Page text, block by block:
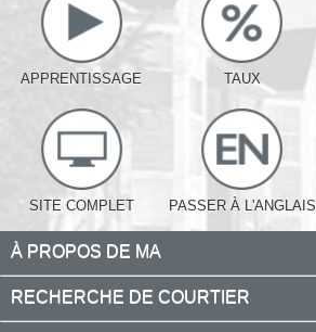
APPRENTISSAGE TAUX
SITE COMPLET PASSER À L'ANGLAIS
À PROPOS DE MA
RECHERCHE DE COURTIER